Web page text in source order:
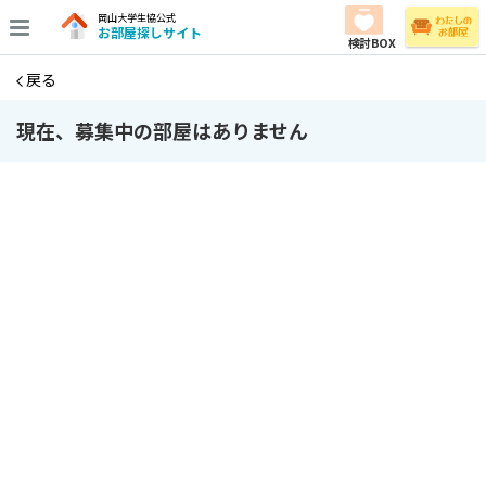
岡山大学生協公式
お部屋探しサイト
検討BOX
戻る
現在、募集中の部屋はありません